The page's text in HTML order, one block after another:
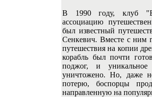
В 1990 году, клуб
ассоциацию
был известный
Сенкевич. Вместе с ним
путешествия на копии
корабль был почти
поджог, и
уничтожено. Но, даже
потерю, боспорцы
направленную на